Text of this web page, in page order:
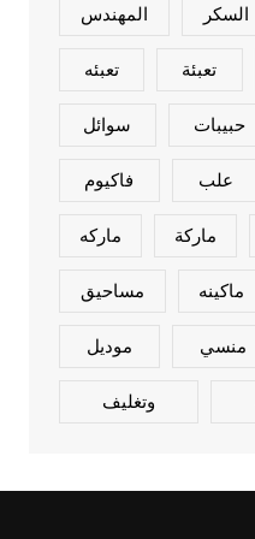
السكر المهندس
تعبئة تعبئه
حبيبات سوائل
علب فاكيوم
ماركة ماركه
ماكينه مساحيق
منسي موديل
وتغليف